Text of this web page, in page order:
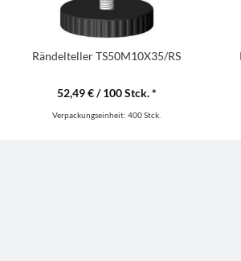
Rändelteller TS50M10X35/RS
52,49 € / 100 Stck. *
Verpackungseinheit:400 Stck.